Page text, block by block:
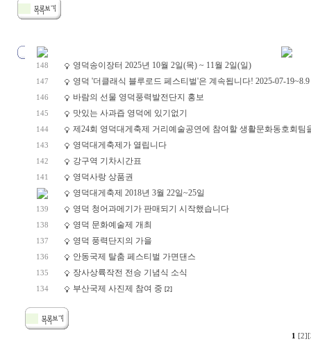
148 영덕송이장터 2025년 10월 2일(목) ~ 11월 2일(일)
147 영덕 '더클래식 블루로드 페스티벌'은 계속됩니다! 2025-07-19~8.9
146 바람의 선물 영덕풍력발전단지 홍보
145 맛있는 사과즙 영덕에 있기없기
144 제24회 영덕대게축제 거리예술공연에 참여할 생활문화동호회팀
143 영덕대게축제가 열립니다
142 강구역 기차시간표
141
영덕사랑 상품권
영덕대게축제 2018년 3월 22일~25일
139 영덕 청어과메기가 판매되기 시작했습니다
138 영덕 문화예술제 개최
137 영덕 풍력단지의 가을
136 안동국제 탈춤 페스티벌 가면댄스
135 장사상륙작전 전승 기념식 소식
134 부산국제 사진제 참여 중 [2]
1 [2]